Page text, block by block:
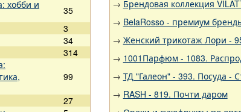
хобби и
35
3
34
314
99
27
→ Брендовая коллекция
→ BelaRosso - премиум
→ Женский трикотаж Лори -
→ 1001Парфюм - 1083.
→ ТД "Галеон" - 393. Посуда -
→ RASH - 819. Почти даром